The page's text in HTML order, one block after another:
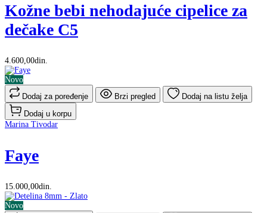
Kožne bebi nehodajuće cipelice za
dečake C5
4.600,00din.
Novo
Dodaj za poređenje
Brzi pregled
Dodaj na listu želja
Dodaj u korpu
Marina Tivodar
Faye
15.000,00din.
Novo